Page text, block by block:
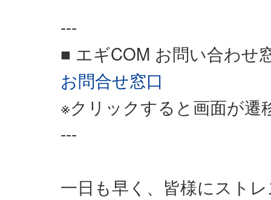
---
■ エギCOM お問い合わせ
お問合せ窓口
※クリックすると画面が遷
---
一日も早く、皆様にスト